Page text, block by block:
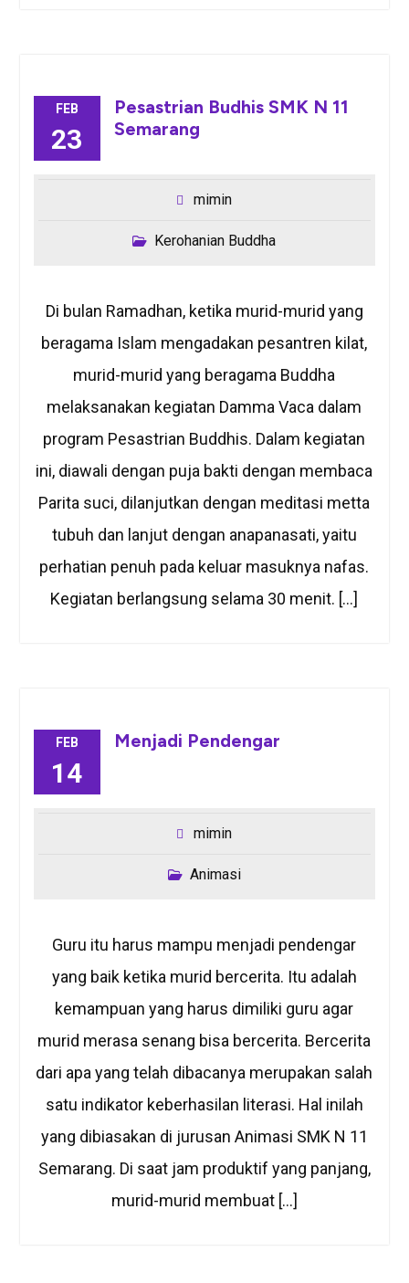
FEB
23
Pesastrian Budhis SMK N 11
Semarang
mimin
Kerohanian Buddha
Di bulan Ramadhan, ketika murid-murid yang
beragama Islam mengadakan pesantren kilat,
murid-murid yang beragama Buddha
melaksanakan kegiatan Damma Vaca dalam
program Pesastrian Buddhis. Dalam kegiatan
ini, diawali dengan puja bakti dengan membaca
Parita suci, dilanjutkan dengan meditasi metta
tubuh dan lanjut dengan anapanasati, yaitu
perhatian penuh pada keluar masuknya nafas.
Kegiatan berlangsung selama 30 menit. […]
FEB
14
Menjadi Pendengar
mimin
Animasi
Guru itu harus mampu menjadi pendengar
yang baik ketika murid bercerita. Itu adalah
kemampuan yang harus dimiliki guru agar
murid merasa senang bisa bercerita. Bercerita
dari apa yang telah dibacanya merupakan salah
satu indikator keberhasilan literasi. Hal inilah
yang dibiasakan di jurusan Animasi SMK N 11
Semarang. Di saat jam produktif yang panjang,
murid-murid membuat […]